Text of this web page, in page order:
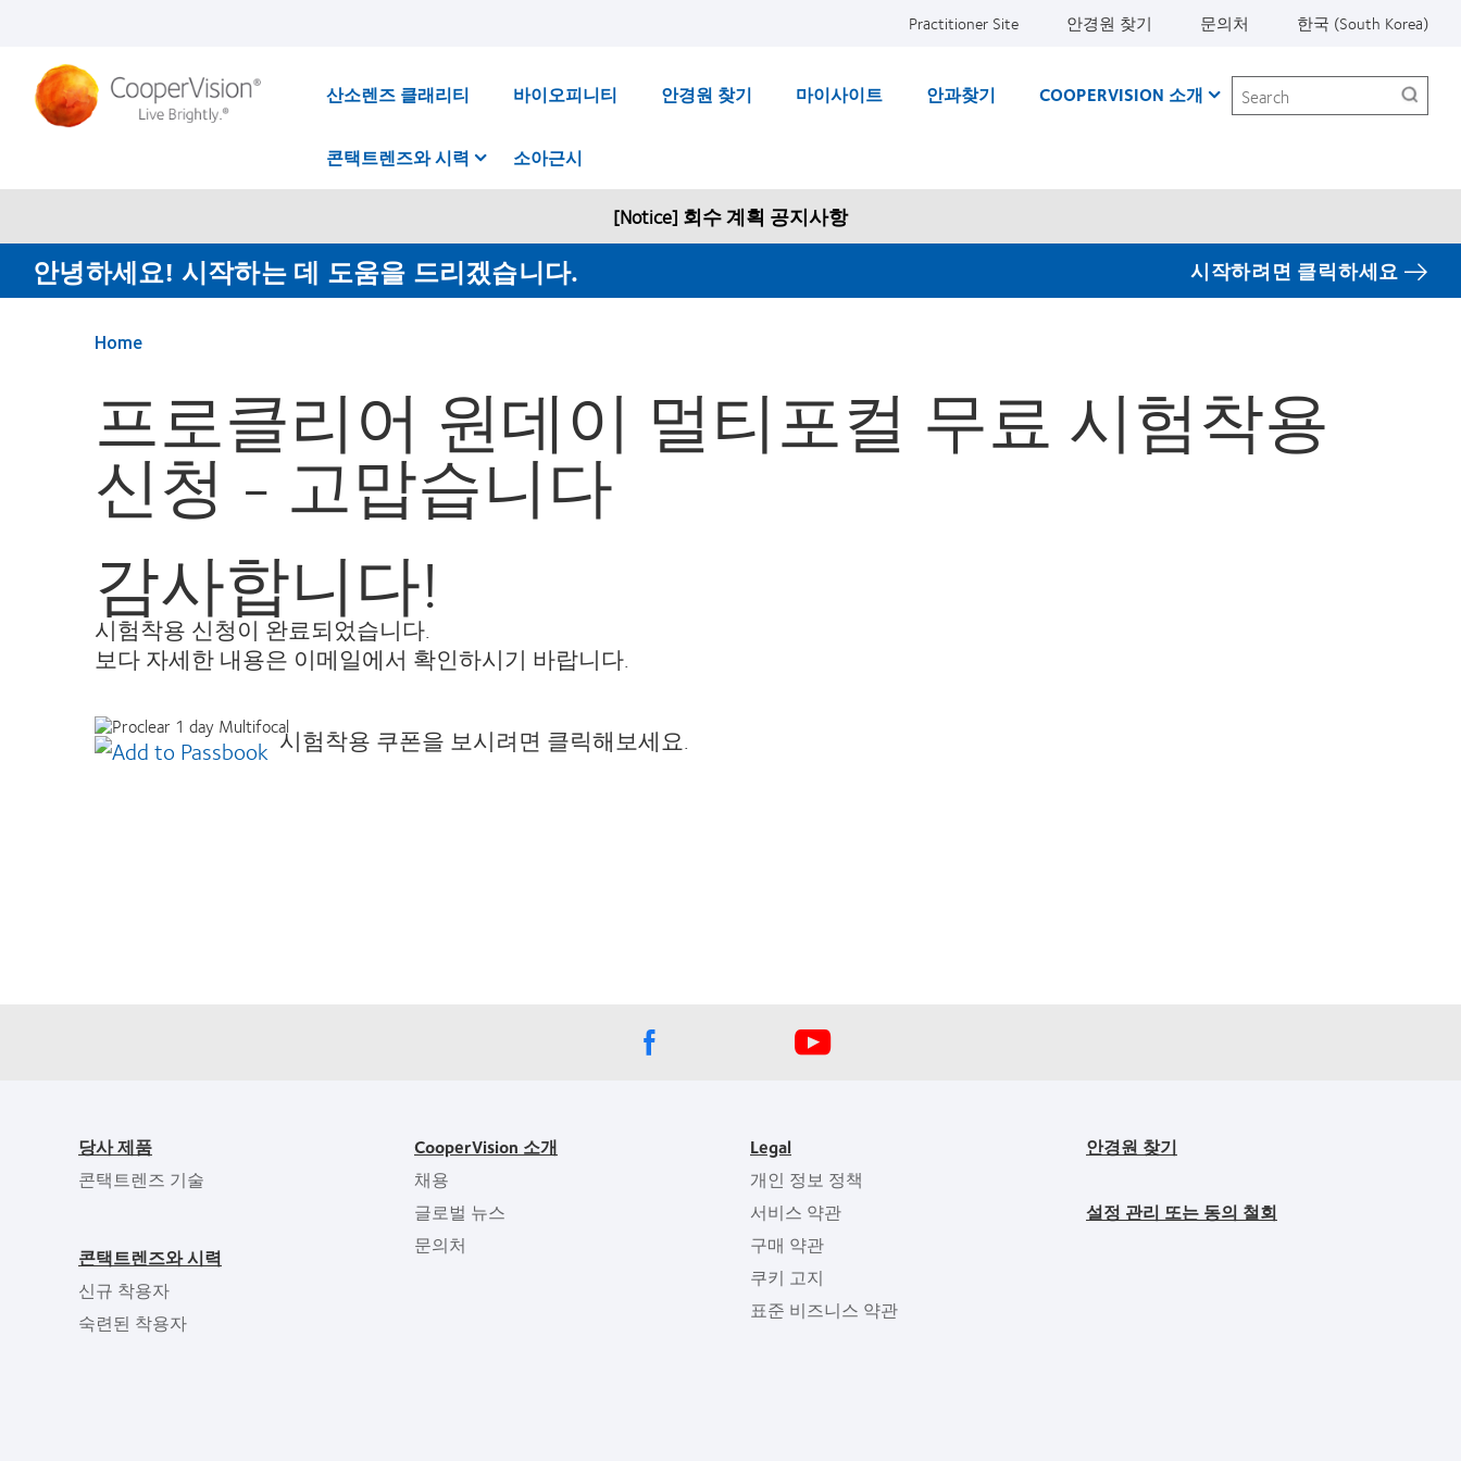
기
Practitioner Site 안경원 찾기 문의처 한국 (South Korea)
산소렌즈 클래리티 바이오피니티 안경원 찾기 마이사이트 안과찾기 COOPERVISION 소개
콘택트렌즈와 시력 소아근시
Search
[Notice] 회수 계획 공지사항
안녕하세요! 시작하는 데 도움을 드리겠습니다. 시작하려면 클릭하세요
Home
프로클리어 원데이 멀티포컬 무료 시험착용
신청 - 고맙습니다
감사합니다!
시험착용 신청이 완료되었습니다.
보다 자세한 내용은 이메일에서 확인하시기 바랍니다.
시험착용 쿠폰을 보시려면 클릭해보세요.
당사 제품
콘택트렌즈 기술
콘택트렌즈와 시력
신규 착용자
숙련된 착용자
CooperVision 소개
채용
글로벌 뉴스
문의처
Legal
개인 정보 정책
서비스 약관
구매 약관
쿠키 고지
표준 비즈니스 약관
안경원 찾기
설정 관리 또는 동의 철회